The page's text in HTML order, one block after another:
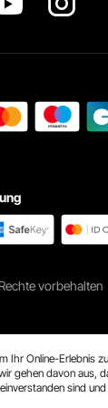
Camping
Strandparty
Zuhause
vorbehalten
Ihr Online-Erlebnis
gehen davon aus,
sind